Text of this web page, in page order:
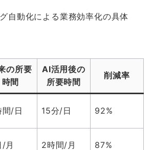
自動化による業務効率化の具体
の所要
時間
AI活用後の
所要時間
削減率
間/日 15分/日 92%
月 2時間/月 87%